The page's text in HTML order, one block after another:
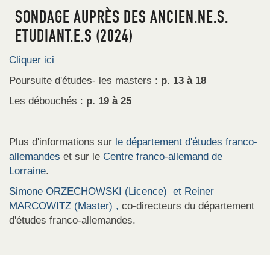
SONDAGE AUPRÈS DES ANCIEN.NE.S.
ETUDIANT.E.S (2024)
Cliquer ici
Poursuite d'études- les masters : p. 13 à 18
Les débouchés : p. 19 à 25
Plus d'informations sur le département d'études franco-
allemandes et sur le Centre franco-allemand de
Lorraine.
Simone ORZECHOWSKI (Licence) et Reiner
MARCOWITZ (Master) , co-directeurs du département
d'études franco-allemandes.